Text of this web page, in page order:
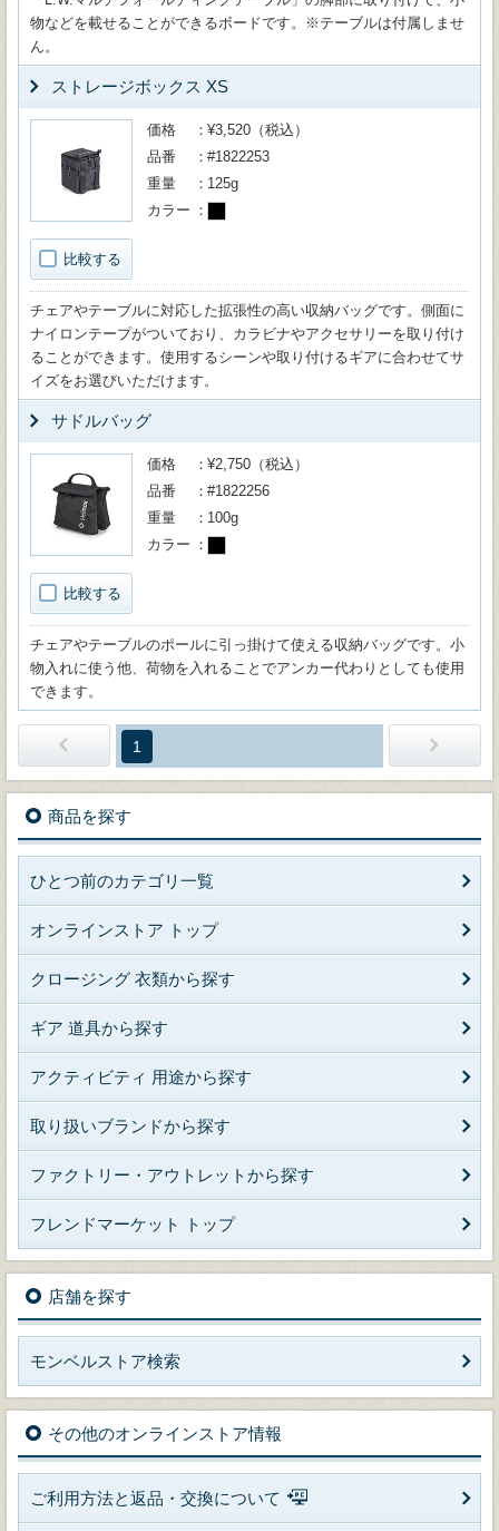
物などを載せることができるボードです。※テーブルは付属しませ
ん。
ストレージボックス XS
比較する
価格
¥3,520（税込）
品番
#1822253
重量
125g
カラー
チェアやテーブルに対応した拡張性の高い収納バッグです。側面に
ナイロンテープがついており、カラビナやアクセサリーを取り付け
ることができます。使用するシーンや取り付けるギアに合わせてサ
イズをお選びいただけます。
サドルバッグ
比較する
価格
¥2,750（税込）
品番
#1822256
重量
100g
カラー
チェアやテーブルのポールに引っ掛けて使える収納バッグです。小
物入れに使う他、荷物を入れることでアンカー代わりとしても使用
できます。
1
商品を探す
ひとつ前のカテゴリ一覧
オンラインストア トップ
クロージング 衣類から探す
ギア 道具から探す
アクティビティ 用途から探す
取り扱いブランドから探す
ファクトリー・アウトレットから探す
フレンドマーケット トップ
店舗を探す
モンベルストア検索
その他のオンラインストア情報
ご利用方法と返品・交換について